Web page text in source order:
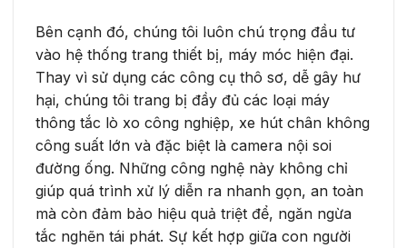
Bên cạnh đó, chúng tôi luôn chú trọng đầu tư
vào hệ thống trang thiết bị, máy móc hiện đại.
Thay vì sử dụng các công cụ thô sơ, dễ gây hư
hại, chúng tôi trang bị đầy đủ các loại máy
thông tắc lò xo công nghiệp, xe hút chân không
công suất lớn và đặc biệt là camera nội soi
đường ống. Những công nghệ này không chỉ
giúp quá trình xử lý diễn ra nhanh gọn, an toàn
mà còn đảm bảo hiệu quả triệt để, ngăn ngừa
tắc nghẽn tái phát. Sự kết hợp giữa con người